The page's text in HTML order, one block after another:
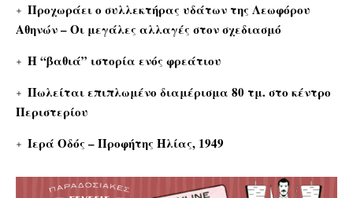
Προχωράει ο συλλεκτήρας υδάτων της Λεωφόρου
Αθηνών – Οι μεγάλες αλλαγές στον σχεδιασμό
Η “βαθιά” ιστορία ενός φρεάτιου
Πωλείται επιπλωμένο διαμέρισμα 80 τμ. στο κέντρο
Περιστερίου
Ιερά Οδός – Προφήτης Ηλίας, 1949